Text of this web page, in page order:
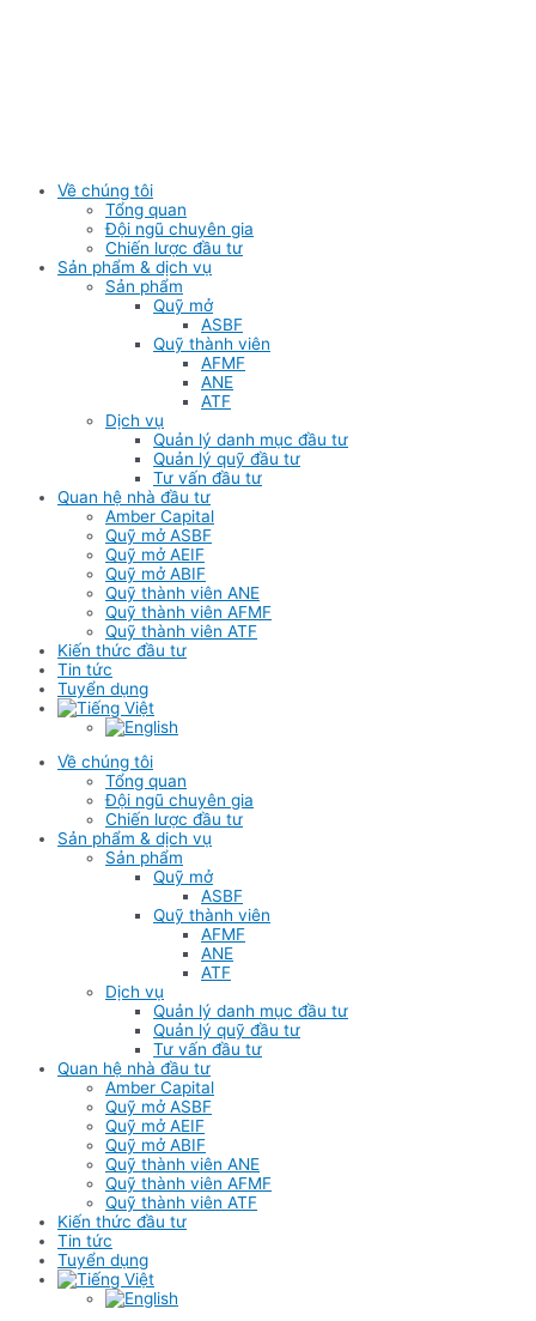
Về chúng tôi
Tổng quan
Đội ngũ chuyên gia
Chiến lược đầu tư
Sản phẩm & dịch vụ
Sản phẩm
Quỹ mở
ASBF
Quỹ thành viên
AFMF
ANE
ATF
Dịch vụ
Quản lý danh mục đầu tư
Quản lý quỹ đầu tư
Tư vấn đầu tư
Quan hệ nhà đầu tư
Amber Capital
Quỹ mở ASBF
Quỹ mở AEIF
Quỹ mở ABIF
Quỹ thành viên ANE
Quỹ thành viên AFMF
Quỹ thành viên ATF
Kiến thức đầu tư
Tin tức
Tuyển dụng
Về chúng tôi
Tổng quan
Đội ngũ chuyên gia
Chiến lược đầu tư
Sản phẩm & dịch vụ
Sản phẩm
Quỹ mở
ASBF
Quỹ thành viên
AFMF
ANE
ATF
Dịch vụ
Quản lý danh mục đầu tư
Quản lý quỹ đầu tư
Tư vấn đầu tư
Quan hệ nhà đầu tư
Amber Capital
Quỹ mở ASBF
Quỹ mở AEIF
Quỹ mở ABIF
Quỹ thành viên ANE
Quỹ thành viên AFMF
Quỹ thành viên ATF
Kiến thức đầu tư
Tin tức
Tuyển dụng